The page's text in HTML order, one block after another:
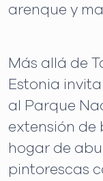
arenque y
Más allá de
Estonia
al Parque
extensión de
hogar de
pintorescas